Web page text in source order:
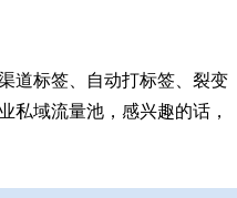
道标签、自动打标签、裂变
私域流量池，感兴趣的话，